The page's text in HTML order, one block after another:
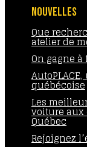
NOUVELLES
Que
atelier de
On gagne
québécoise
Les
voiture aux
Québec
Rejoignez